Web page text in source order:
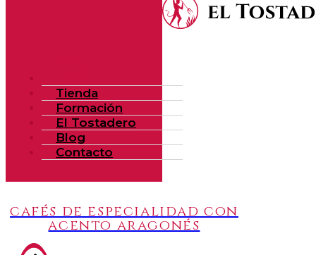
Tienda
Formación
El Tostadero
Blog
Contacto
cafés de especialidad con
acento aragonés